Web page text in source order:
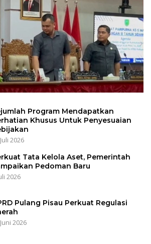
Program Mendapatkan
Khusus Untuk Penyesuaian
2026
Tata Kelola Aset, Pemerintah
Pedoman Baru
2026
Pulang Pisau Perkuat Regulasi
2026